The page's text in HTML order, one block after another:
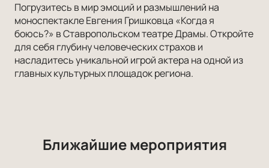
Погрузитесь в мир эмоций и размышлений на
моноспектакле Евгения Гришковца «Когда я
боюсь?» в Ставропольском театре Драмы. Откройте
для себя глубину человеческих страхов и
насладитесь уникальной игрой актера на одной из
главных культурных площадок региона.
Ближайшие мероприятия